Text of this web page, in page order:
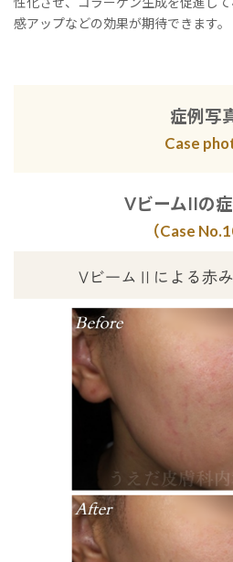
感アップなどの効果が期待できます。
症例写
Case
VビームIIの
（Case